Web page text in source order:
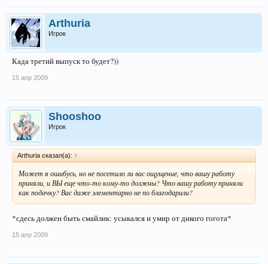
Arthuria
Игрок
Када третий выпуск то будет?))
15 апр 2009
Shooshoo
Игрок
Arthuria сказал(а): ↑
Может я ошибусь, но не посетило ли вас ощущение, что вашу работу
приняли, и ВЫ еще что-то кому-то должны? Что вашу работу приняли
как подачку? Вас даже элементарно не по благодарили?
*сдесь должен быть смайлик: усыкался и умир от дикого гогота*
15 апр 2009